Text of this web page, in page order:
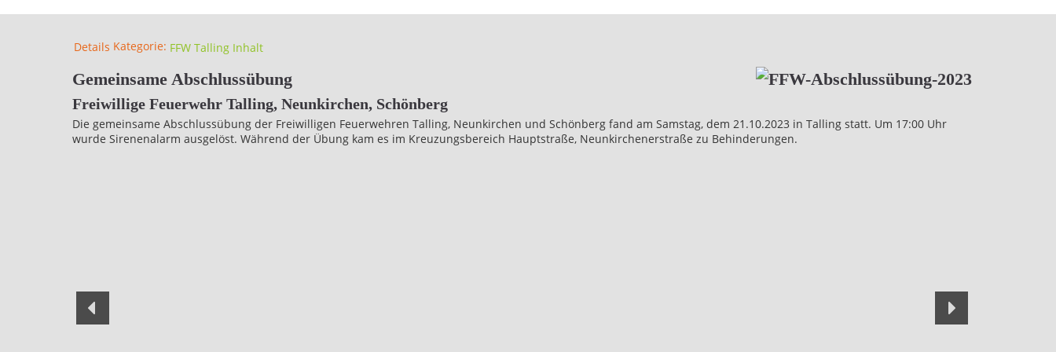
Details Kategorie: FFW Talling Inhalt
Gemeinsame Abschlussübung
Freiwillige Feuerwehr Talling, Neunkirchen, Schönberg
Die gemeinsame Abschlussübung der Freiwilligen Feuerwehren Talling, Neunkirchen und Schönberg fand am Samstag, dem 21.10.2023 in Talling statt. Um 17:00 Uhr
wurde Sirenenalarm ausgelöst. Während der Übung kam es im Kreuzungsbereich Hauptstraße, Neunkirchenerstraße zu Behinderungen.